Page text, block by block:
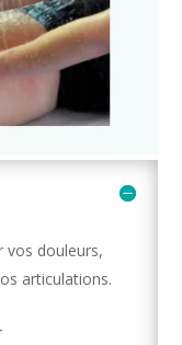
vos douleurs,
articulations.